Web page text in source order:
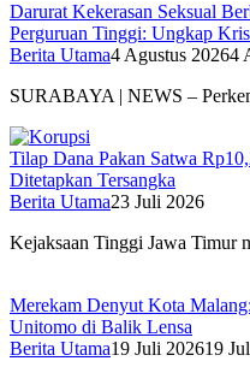
Darurat Kekerasan Seksual
Perguruan Tinggi: Ungkap
Berita Utama4 Agustus 20264
SURABAYA | NEWS –
Tilap Dana Pakan Satwa
Ditetapkan Tersangka
Berita Utama23 Juli 2026
Kejaksaan Tinggi Jawa Timur
Merekam Denyut Kota
Unitomo di Balik Lensa
Berita Utama19 Juli 202619